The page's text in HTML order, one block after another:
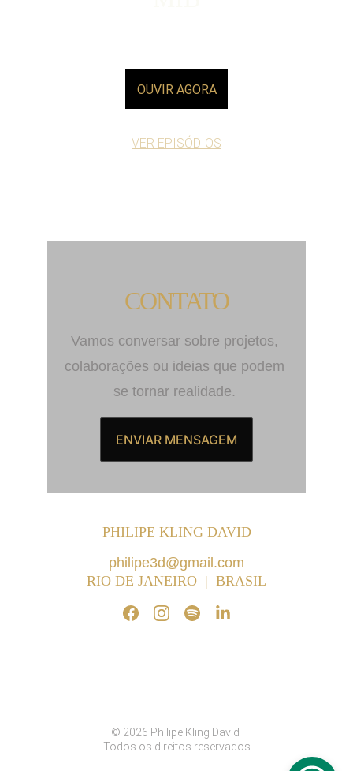
OUVIR AGORA
VER EPISÓDIOS
CONTATO
Vamos conversar sobre projetos,
colaborações ou ideias que podem
se tornar realidade.
ENVIAR MENSAGEM
PHILIPE KLING DAVID
RIO DE JANEIRO  |  BRASIL
philipe3d@gmail.com
© 2026 Philipe Kling David
Todos os direitos reservados